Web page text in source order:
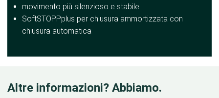
movimento più silenzioso e stabile
SoftSTOPPplus per chiusura ammortizzata con
chiusura automatica
Altre informazioni? Abbiamo.